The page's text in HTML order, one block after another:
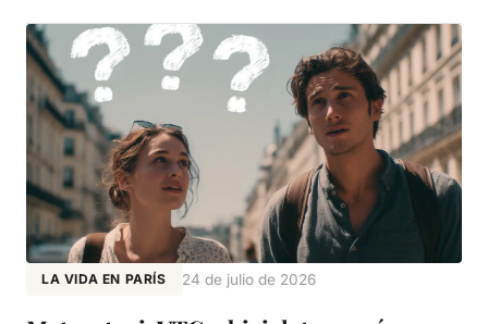
LA VIDA EN PARÍS 24 de julio de 2026